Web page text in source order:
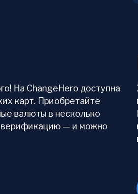
На ChangeHero доступна
карт. Приобретайте
валюты в несколько
верификацию — и можно